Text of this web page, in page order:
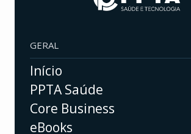
GERAL
Início
PPTA Saúde
Core Business
eBooks